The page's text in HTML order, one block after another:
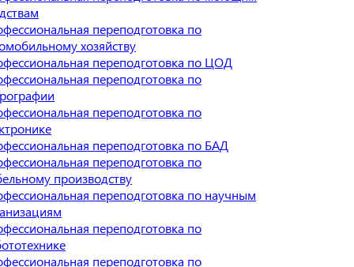
переподготовка по
хозяйству
переподготовка по ЦОД
переподготовка по
переподготовка по
переподготовка по БАД
переподготовка по
производству
переподготовка по научным
переподготовка по
переподготовка по